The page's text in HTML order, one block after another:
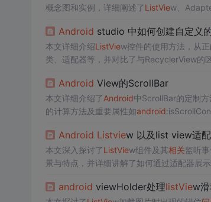
概念图和实例，详细阐述了ListView、
Android studio 中如何创建自定义
本文详细介绍ListView控件的使用方法，从
类、适配器等，并对比了与RecyclerView的区
Android View的ScrollBar
本文详细介绍了Android中ScrollBar的定制
的计算方法及重要属性如android
Android Listview 以及list view适
本文深入探讨了ListView组件及其相关监听
景与特点，并详细讲解了如何通过适配器展示
android viewHolder处理listView